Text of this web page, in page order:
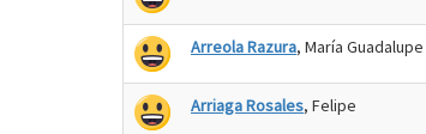
Arreola Razura, María Guadalupe
Arriaga Rosales, Felipe